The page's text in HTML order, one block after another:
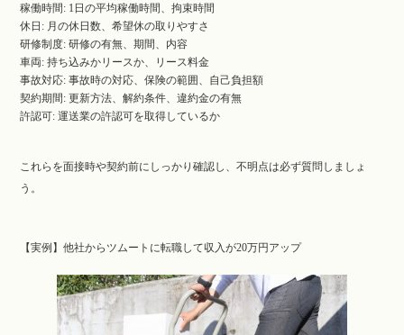
稼働時間: 1日の平均稼働時間、拘束時間
休日: 月の休日数、希望休の取りやすさ
研修制度: 研修の有無、期間、内容
車両: 持ち込みかリースか、リース料金
事故対応: 事故時の対応、保険の範囲、自己負担額
契約期間: 更新方法、解約条件、違約金の有無
許認可: 運送業の許認可を取得しているか
これらを面接時や契約前にしっかり確認し、不明点は必ず質問しましょ
う。
【実例】他社からツムートに転職して収入が20万円アップ